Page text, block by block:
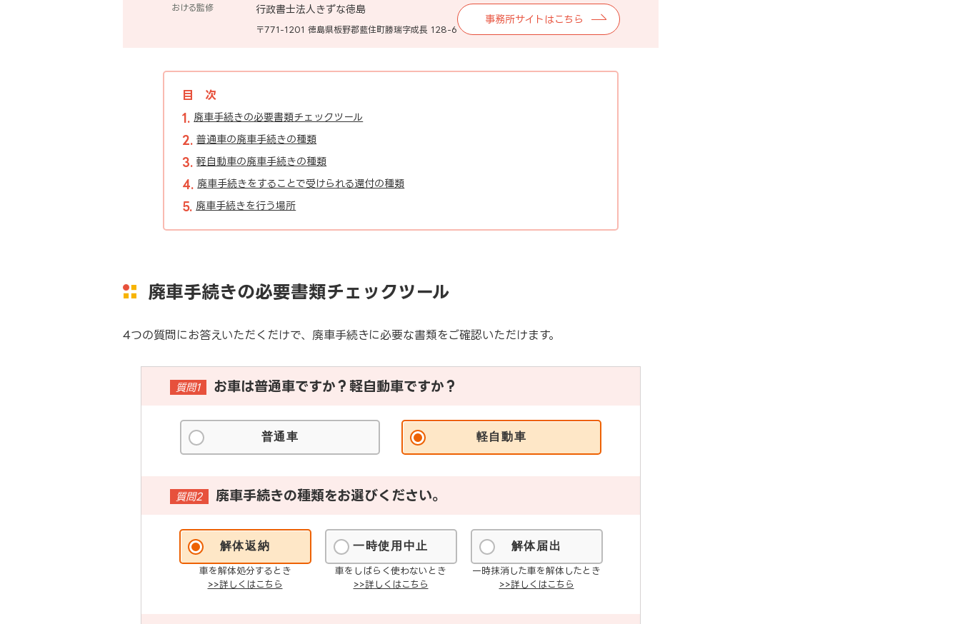
おける監修
行政書士法人きずな徳島
〒771-1201 徳島県板野郡藍住町勝瑞字成長 128-6
事務所サイトはこちら
目次
廃車手続きの必要書類チェックツール
普通車の廃車手続きの種類
軽自動車の廃車手続きの種類
廃車手続きをすることで受けられる還付の種類
廃車手続きを行う場所
廃車手続きの必要書類チェックツール
4つの質問にお答えいただくだけで、廃車手続きに必要な書類をご確認いただけます。
質問1 お車は普通車ですか？軽自動車ですか？
普通車 軽自動車
質問2 廃車手続きの種類をお選びください。
解体返納
車を解体処分するとき
>>詳しくはこちら
一時使用中止
車をしばらく使わないとき
>>詳しくはこちら
解体届出
一時抹消した車を解体したとき
>>詳しくはこちら